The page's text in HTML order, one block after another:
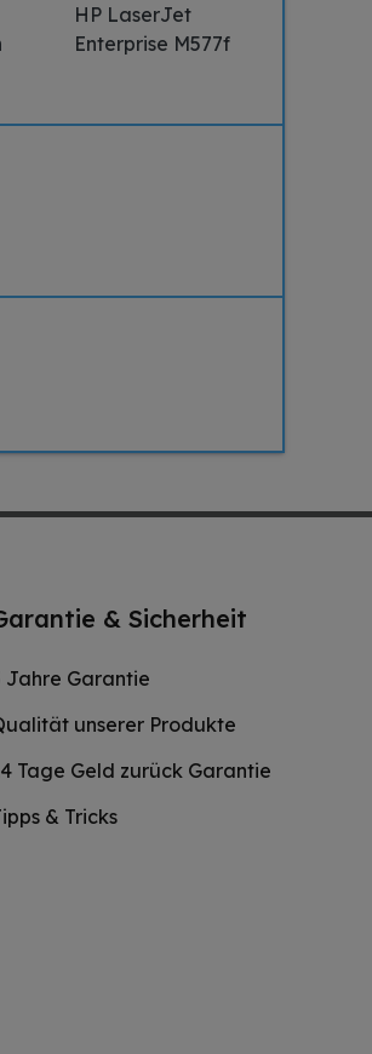
HP LaserJet
Enterprise M577f
& Sicherheit
Jahre Garantie
unserer Produkte
Tage Geld zurück Garantie
& Tricks